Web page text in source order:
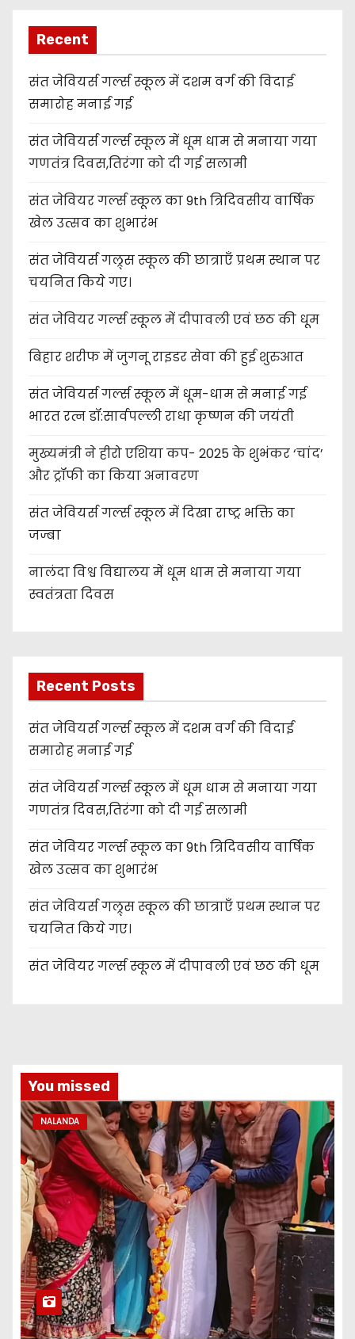
Recent
संत जेवियर्स गर्ल्स स्कूल में दशम वर्ग की विदाई
समारोह मनाई गई
संत जेवियर्स गर्ल्स स्कूल में धूम धाम से मनाया गया
गणतंत्र दिवस,तिरंगा को दी गई सलामी
संत जेवियर गर्ल्स स्कूल का 9th त्रिदिवसीय वार्षिक
खेल उत्सव का शुभारंभ
संत जेवियर्स गल्र्स स्कूल की छात्र‌ाएँ प्रथम स्थान पर
चयनित किये गए।
संत जेवियर गर्ल्स स्कूल में दीपावली एवं छठ की धूम
बिहार शरीफ में जुगनू राइडर सेवा की हुई शुरुआत
संत जेवियर्स गर्ल्स स्कूल में धूम-धाम से मनाई गई
भारत रत्न डॉ:सार्वपल्ली राधा कृष्णन की जयंती
मुख्यमंत्री ने हीरो एशिया कप- 2025 के शुभंकर ‘चांद’
और ट्रॉफी का किया अनावरण
संत जेवियर्स गर्ल्स स्कूल में दिखा राष्ट्र भक्ति का
जज्बा
नालंदा विश्व विद्यालय में धूम धाम से मनाया गया
स्वतंत्रता दिवस
Recent Posts
संत जेवियर्स गर्ल्स स्कूल में दशम वर्ग की विदाई
समारोह मनाई गई
संत जेवियर्स गर्ल्स स्कूल में धूम धाम से मनाया गया
गणतंत्र दिवस,तिरंगा को दी गई सलामी
संत जेवियर गर्ल्स स्कूल का 9th त्रिदिवसीय वार्षिक
खेल उत्सव का शुभारंभ
संत जेवियर्स गल्र्स स्कूल की छात्र‌ाएँ प्रथम स्थान पर
चयनित किये गए।
संत जेवियर गर्ल्स स्कूल में दीपावली एवं छठ की धूम
You missed
NALANDA